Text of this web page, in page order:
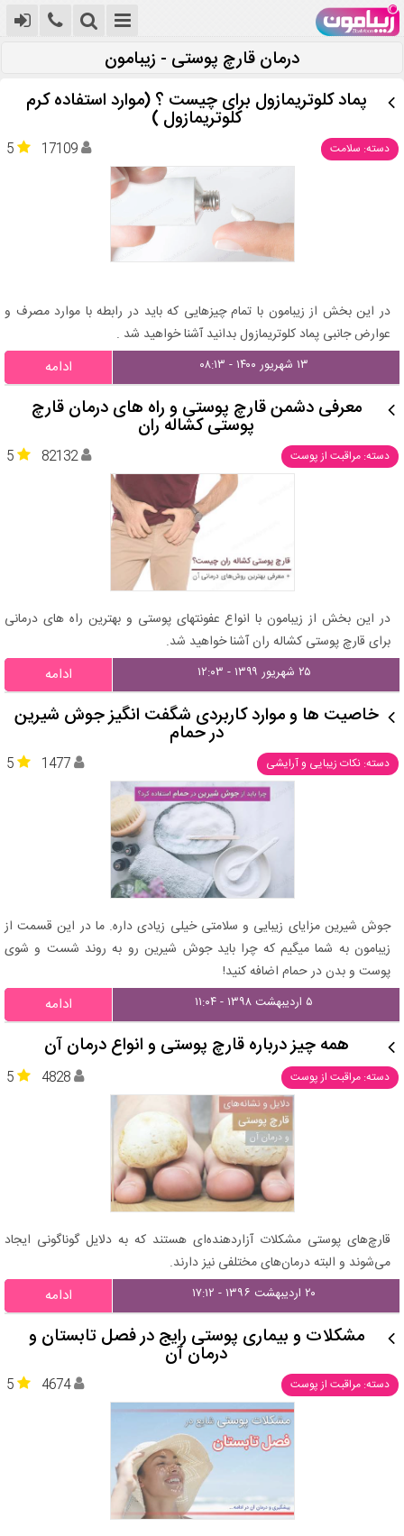
درمان قارچ پوستی - زیبامون
پماد کلوتریمازول برای چیست ؟ (موارد استفاده کرم
کلوتریمازول )
دسته: سلامت 5 17109
در این بخش از زیبامون با تمام چیزهایی که باید در رابطه با موارد مصرف و
عوارض جانبی پماد کلوتریمازول بدانید آشنا خواهید شد .
۱۳ شهریور ۱۴۰۰ - ۰۸:۱۳ ادامه
معرفی دشمن قارچ پوستی و راه های درمان قارچ
پوستی کشاله ران
دسته: مراقبت از پوست 5 82132
در این بخش از زیبامون با انواع عفونتهای پوستی و بهترین راه های درمانی
برای قارچ پوستی کشاله ران آشنا خواهید شد.
۲۵ شهریور ۱۳۹۹ - ۱۲:۰۳ ادامه
خاصیت ها و موارد کاربردی شگفت انگیز جوش شیرین
در حمام
دسته: نکات زیبایی و آرایشی 5 1477
جوش شیرین مزایای زیبایی و سلامتی خیلی زیادی داره. ما در این قسمت از
زیبامون به شما میگیم که چرا باید جوش شیرین رو به روند شست و شوی
پوست و بدن در حمام اضافه کنید!
۵ اردیبهشت ۱۳۹۸ - ۱۱:۰۴ ادامه
همه چیز درباره قارچ پوستی و انواع درمان آن
دسته: مراقبت از پوست 5 4828
قارچ‌های پوستی مشکلات آزاردهنده‌ای هستند که به دلایل گوناگونی ایجاد
می‌شوند و البته درمان‌های مختلفی نیز دارند.
۲۰ اردیبهشت ۱۳۹۶ - ۱۷:۱۲ ادامه
مشکلات و بیماری پوستی رایج در فصل تابستان و
درمان آن
دسته: مراقبت از پوست 5 4674